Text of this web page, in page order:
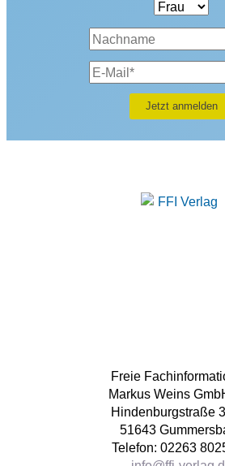
Freie
Markus Weins
Hindenburgstraße
51643
Telefon: 02263